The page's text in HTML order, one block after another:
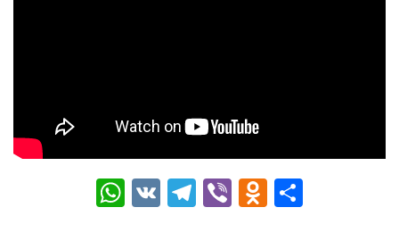
W
h
V
K
T
el
Vi
b
O
d